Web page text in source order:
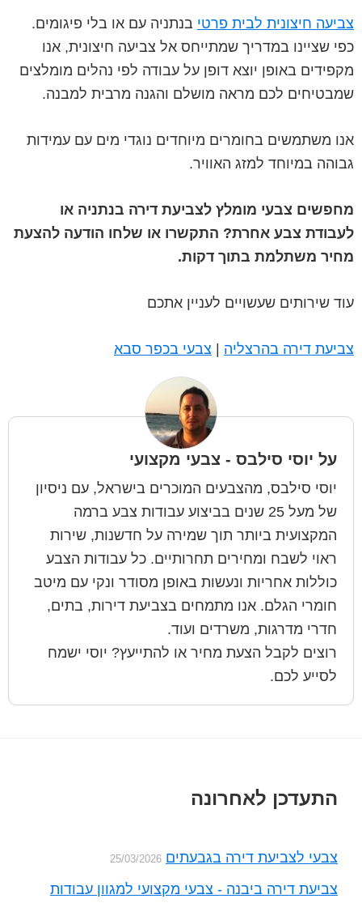
צביעה חיצונית לבית פרטי בנתניה עם או בלי פיגומים.
כפי שציינו במדריך שמתייחס אל צביעה חיצונית, אנו
מקפידים באופן יוצא דופן על עבודה לפי נהלים מומלצים
שמבטיחים לכם מראה מושלם והגנה מרבית למבנה.
אנו משתמשים בחומרים מיוחדים נוגדי מים עם עמידות
גבוהה במיוחד למזג האוויר.
מחפשים צבעי מומלץ לצביעת דירה בנתניה או
לעבודת צבע אחרת? התקשרו או שלחו הודעה להצעת
מחיר משתלמת בתוך דקות.
עוד שירותים שעשויים לעניין אתכם
צביעת דירה בהרצליה | צבעי בכפר סבא
על יוסי סילבס - צבעי מקצועי
יוסי סילבס, מהצבעים המוכרים בישראל, עם ניסיון
של מעל 25 שנים בביצוע עבודות צבע ברמה
המקצועית ביותר תוך שמירה על חדשנות, שירות
ראוי לשבח ומחירים תחרותיים. כל עבודות הצבע
כוללות אחריות ונעשות באופן מסודר ונקי עם מיטב
חומרי הגלם. אנו מתמחים בצביעת דירות, בתים,
חדרי מדרגות, משרדים ועוד.
רוצים לקבל הצעת מחיר או להתייעץ? יוסי ישמח
לסייע לכם.
Footer
התעדכן לאחרונה
צבעי לצביעת דירה בגבעתים 25/03/2026
צביעת דירה ביבנה - צבעי מקצועי למגוון עבודות